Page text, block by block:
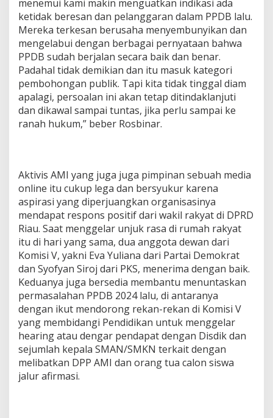
menemui kami makin menguatkan indikasi ada
ketidak beresan dan pelanggaran dalam PPDB lalu.
Mereka terkesan berusaha menyembunyikan dan
mengelabui dengan berbagai pernyataan bahwa
PPDB sudah berjalan secara baik dan benar.
Padahal tidak demikian dan itu masuk kategori
pembohongan publik. Tapi kita tidak tinggal diam
apalagi, persoalan ini akan tetap ditindaklanjuti
dan dikawal sampai tuntas, jika perlu sampai ke
ranah hukum,” beber Rosbinar.
Aktivis AMI yang juga juga pimpinan sebuah media
online itu cukup lega dan bersyukur karena
aspirasi yang diperjuangkan organisasinya
mendapat respons positif dari wakil rakyat di DPRD
Riau. Saat menggelar unjuk rasa di rumah rakyat
itu di hari yang sama, dua anggota dewan dari
Komisi V, yakni Eva Yuliana dari Partai Demokrat
dan Syofyan Siroj dari PKS, menerima dengan baik.
Keduanya juga bersedia membantu menuntaskan
permasalahan PPDB 2024 lalu, di antaranya
dengan ikut mendorong rekan-rekan di Komisi V
yang membidangi Pendidikan untuk menggelar
hearing atau dengar pendapat dengan Disdik dan
sejumlah kepala SMAN/SMKN terkait dengan
melibatkan DPP AMI dan orang tua calon siswa
jalur afirmasi.